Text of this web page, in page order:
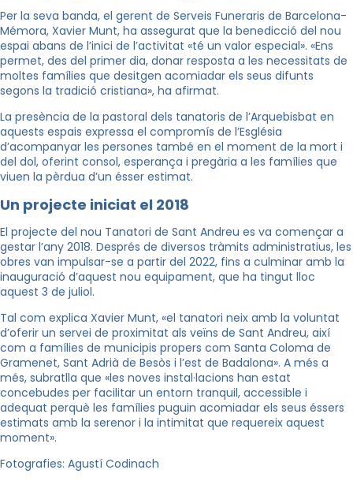
Per la seva banda, el gerent de Serveis Funeraris de Barcelona-
Mémora, Xavier Munt, ha assegurat que la benedicció del nou
espai abans de l’inici de l’activitat «té un valor especial». «Ens
permet, des del primer dia, donar resposta a les necessitats de
moltes famílies que desitgen acomiadar els seus difunts
segons la tradició cristiana», ha afirmat.
La presència de la pastoral dels tanatoris de l’Arquebisbat en
aquests espais expressa el compromís de l’Església
d’acompanyar les persones també en el moment de la mort i
del dol, oferint consol, esperança i pregària a les famílies que
viuen la pèrdua d’un ésser estimat.
Un projecte iniciat el 2018
El projecte del nou Tanatori de Sant Andreu es va començar a
gestar l’any 2018. Després de diversos tràmits administratius, les
obres van impulsar-se a partir del 2022, fins a culminar amb la
inauguració d’aquest nou equipament, que ha tingut lloc
aquest 3 de juliol.
Tal com explica Xavier Munt, «el tanatori neix amb la voluntat
d’oferir un servei de proximitat als veïns de Sant Andreu, així
com a famílies de municipis propers com Santa Coloma de
Gramenet, Sant Adrià de Besòs i l’est de Badalona». A més a
més, subratlla que «les noves instal·lacions han estat
concebudes per facilitar un entorn tranquil, accessible i
adequat perquè les famílies puguin acomiadar els seus éssers
estimats amb la serenor i la intimitat que requereix aquest
moment».
Fotografies: Agustí Codinach